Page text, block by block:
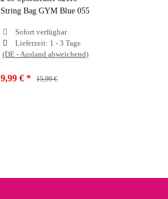
zur Farbauswahl
String Bag GYM Blue 055
Sofort verfügbar
Lieferzeit: 1 - 3 Tage
(DE - Ausland abweichend)
9,99 €* 15,99 €